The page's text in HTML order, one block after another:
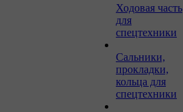
Ходовая часть
для
спецтехники
Сальники,
прокладки,
кольца для
спецтехники